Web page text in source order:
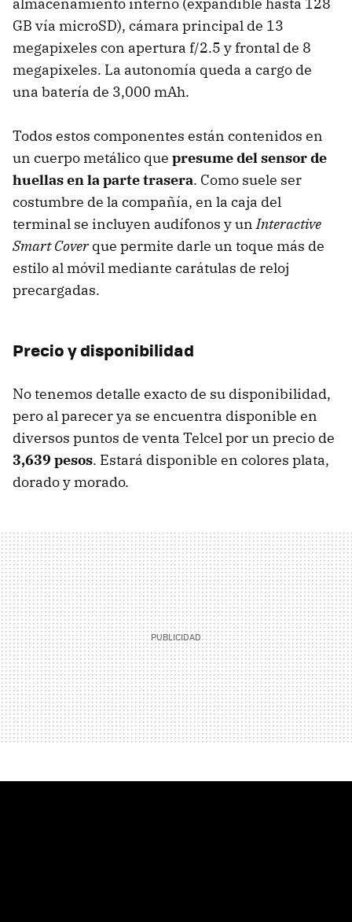
GB vía microSD), cámara principal de 13
megapixeles con apertura f/2.5 y frontal de 8
megapixeles. La autonomía queda a cargo de
una batería de 3,000 mAh.
Todos estos componentes están contenidos en
un cuerpo metálico que presume del sensor de
huellas en la parte trasera. Como suele ser
costumbre de la compañía, en la caja del
terminal se incluyen audífonos y unInteractive
Smart Coverque permite darle un toque más de
estilo al móvil mediante carátulas de reloj
precargadas.
Precio y disponibilidad
No tenemos detalle exacto de su disponibilidad,
pero al parecer ya se encuentra disponible en
diversos puntos de venta Telcel por un precio de
3,639 pesos. Estará disponible en colores plata,
dorado y morado.